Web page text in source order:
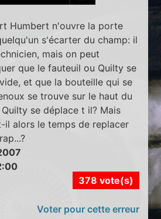
Humbert n'ouvre la porte
s'écarter du champ: il
mais on peut
que le fauteuil ou Quilty se
et que la bouteille qui se
se trouve sur le haut du
se déplace t il? Mais
alors le temps de replacer
378 vote(s)
Voter pour cette erreur